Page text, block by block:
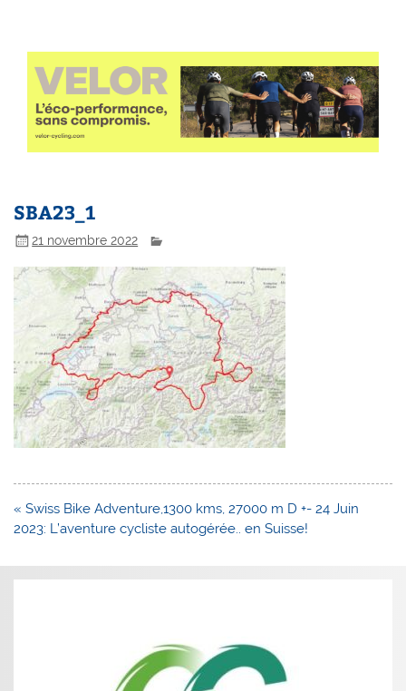
SBA23_1
21 novembre 2022
Navigation
de
« Swiss Bike Adventure,1300 kms, 27000 m D +- 24 Juin
2023: L’aventure cycliste autogérée.. en Suisse!